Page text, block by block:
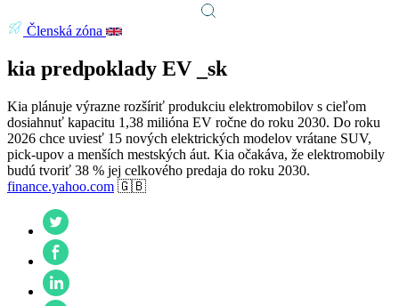
Členská zóna
kia predpoklady EV _sk
Kia plánuje výrazne rozšíriť produkciu elektromobilov s cieľom
dosiahnuť kapacitu 1,38 milióna EV ročne do roku 2030. Do roku
2026 chce uviesť 15 nových elektrických modelov vrátane SUV,
pick-upov a menších mestských áut. Kia očakáva, že elektromobily
budú tvoriť 38 % jej celkového predaja do roku 2030.
finance.yahoo.com 🇬🇧